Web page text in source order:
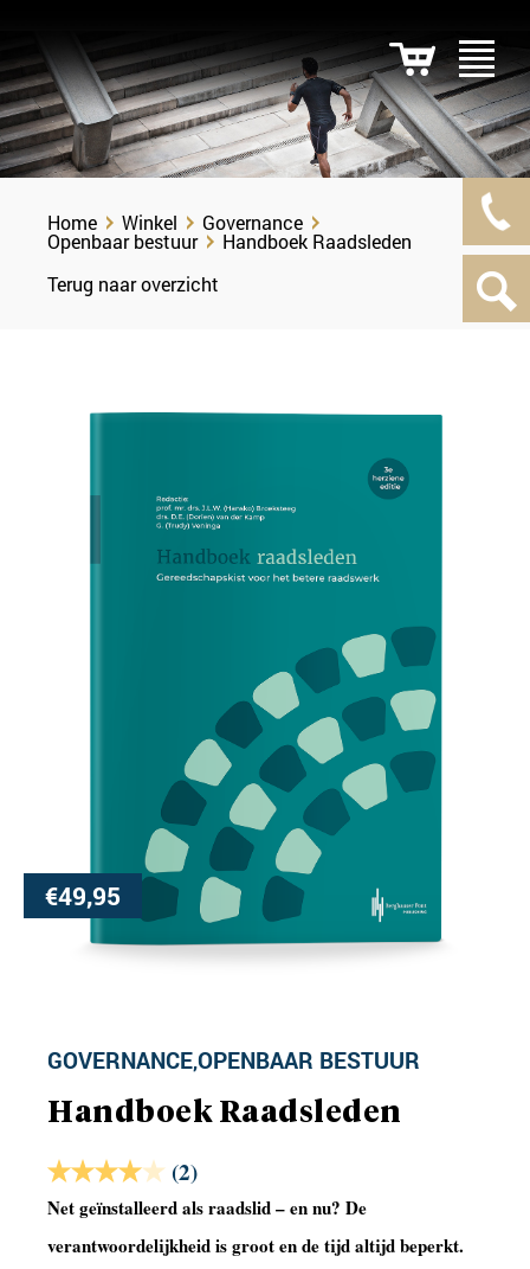
Home Winkel Governance
Openbaar bestuur
Handboek Raadsleden
Terug naar overzicht
€49,95
GOVERNANCE,OPENBAAR BESTUUR
Handboek Raadsleden
(2)
Net geïnstalleerd als raadslid – en nu? De
verantwoordelijkheid is groot en de tijd altijd beperkt.